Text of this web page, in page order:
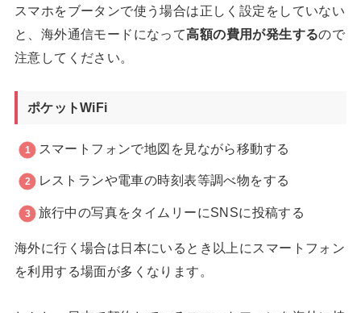
スマホをブータンで使う場合は正しく設定をしていない
と、海外通信モードになって高額の費用が発生するので
注意してください。
ポケットWiFi
スマートフォンで地図を見ながら移動する
レストランや電車の時刻表等調べ物をする
旅行中の写真をタイムリーにSNSに投稿する
海外に行く場合は日本にいるとき以上にスマートフォン
を利用する場面が多くなります。